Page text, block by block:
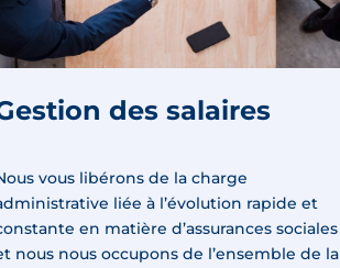
des salaires
vous libérons de la charge
liée à l’évolution rapide et
en matière d’assurances sociales
nous nous occupons de l’ensemble de la